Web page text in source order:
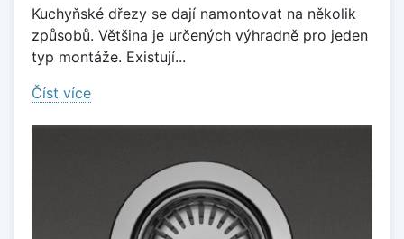
Kuchyňské dřezy se dají namontovat na několik
způsobů. Většina je určených výhradně pro jeden
typ montáže. Existují...
Číst více